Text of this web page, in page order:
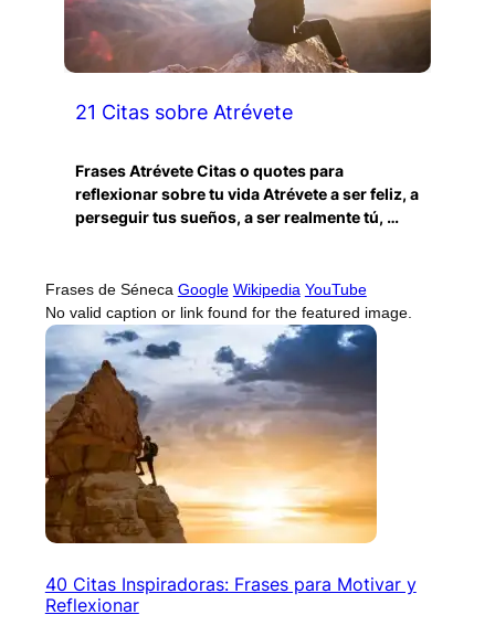
21 Citas sobre Atrévete
Frases Atrévete Citas o quotes para
reflexionar sobre tu vida Atrévete a ser feliz, a
perseguir tus sueños, a ser realmente tú, …
Frases de Séneca Google Wikipedia YouTube
No valid caption or link found for the featured image.
40 Citas Inspiradoras: Frases para Motivar y
Reflexionar